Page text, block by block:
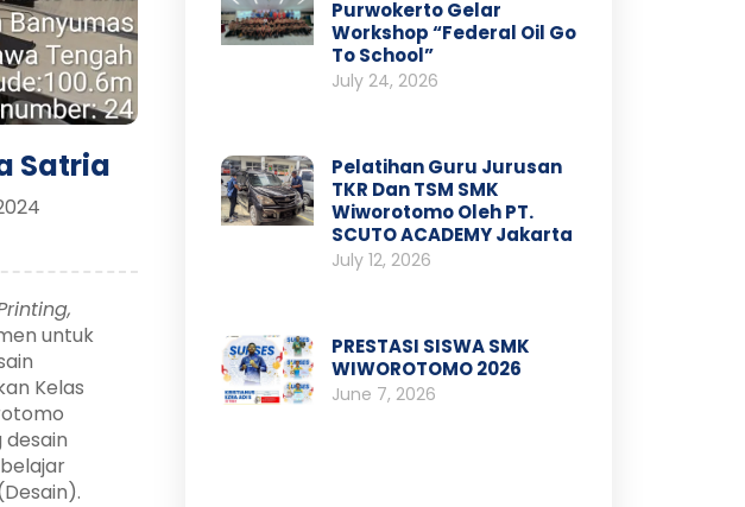
Satria
untuk
Kelas
Purwokerto Gelar
Workshop “Federal Oil Go
To School”
July 24, 2026
Pelatihan Guru Jurusan
TKR Dan TSM SMK
Wiworotomo Oleh PT.
SCUTO ACADEMY Jakarta
July 12, 2026
PRESTASI SISWA SMK
WIWOROTOMO 2026
June 7, 2026